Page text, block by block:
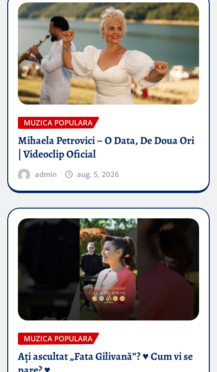
MUZICA POPULARA
Mihaela Petrovici – O Data, De Doua Ori
| Videoclip Oficial
admin aug. 5, 2026
MUZICA POPULARA
Ați ascultat „Fata Gilivană”? ♥️ Cum vi se